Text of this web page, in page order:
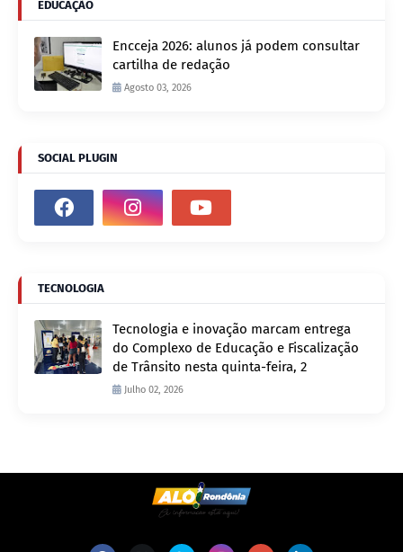
EDUCAÇÃO
Encceja 2026: alunos já podem consultar
cartilha de redação
Agosto 03, 2026
SOCIAL PLUGIN
TECNOLOGIA
Tecnologia e inovação marcam entrega
do Complexo de Educação e Fiscalização
de Trânsito nesta quinta-feira, 2
Julho 02, 2026